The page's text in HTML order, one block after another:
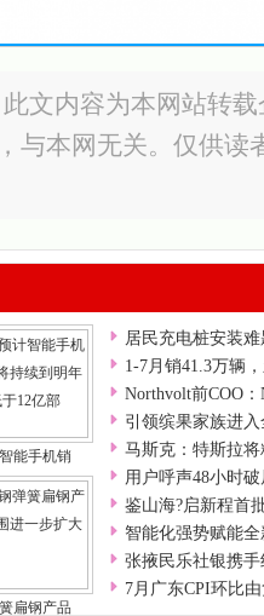
文内容为本网站转
与本网无关。仅供读
能手机销
扁钢产品
居民充电桩安装
1-7月销41.3万辆
Northvolt前COO
引领缤果家族进
马斯克：特斯拉
用户呼声48小时
鉴山海?启新程首
智能化强势赋能
张掖民乐社银携
7月广东CPI环比